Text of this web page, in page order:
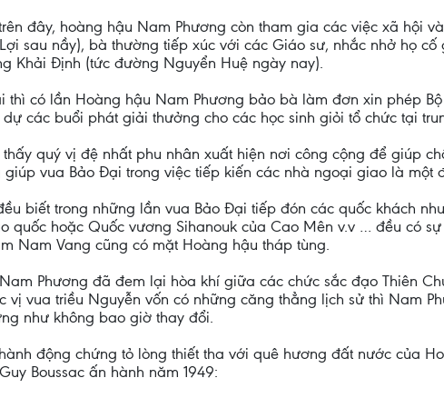
đây, hoàng hậu Nam Phương còn tham gia các việc xã hội
sau nầy), bà thường tiếp xúc với các Giáo sư, nhắc nhở họ
Khải Định (tức đường Nguyển Huệ ngày nay).
thì có lần Hoàng hậu Nam Phương bảo bà làm đơn xin phép
các buổi phát giải thưởng cho các học sinh giỏi tổ chức tại
quý vị đệ nhất phu nhân xuất hiện nơi công cộng để giúp
vua Bảo Đại trong việc tiếp kiến các nhà ngoại giao là một
biết trong những lần vua Bảo Đại tiếp đón các quốc khách
quốc hoặc Quốc vương Sihanouk của Cao Mên v.v … đều có
Nam Vang cũng có mặt Hoàng hậu tháp tùng.
Phương đã đem lại hòa khí giữa các chức sắc đạo Thiên
vị vua triều Nguyễn vốn có những căng thẳng lịch sử thì Nam
như không bao giờ thay đổi.
động chứng tỏ lòng thiết tha với quê hương đất nước của
Boussac ấn hành năm 1949: